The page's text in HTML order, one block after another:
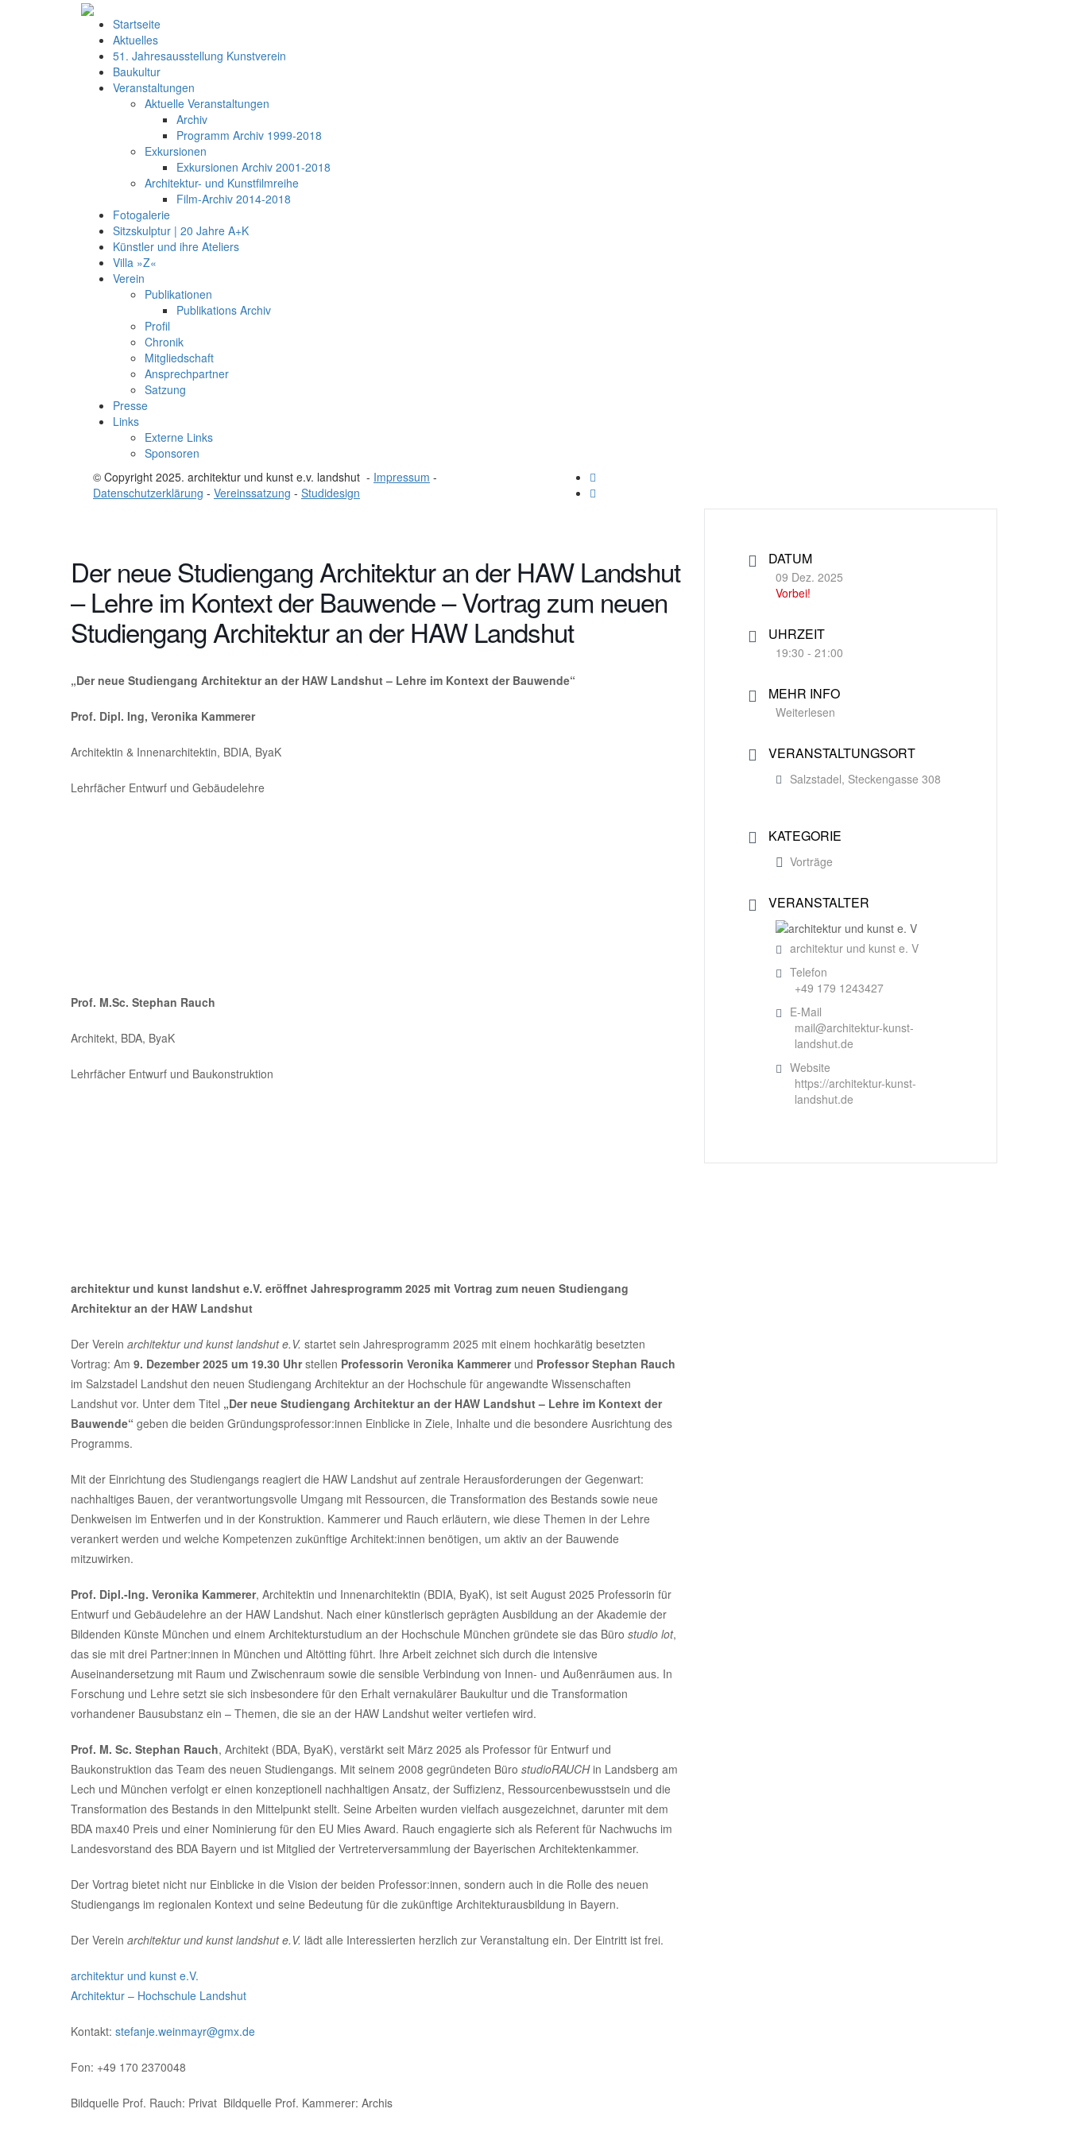
Startseite
Aktuelles
51. Jahresausstellung Kunstverein
Baukultur
Veranstaltungen
Aktuelle Veranstaltungen
Archiv
Programm Archiv 1999-2018
Exkursionen
Exkursionen Archiv 2001-2018
Architektur- und Kunstfilmreihe
Film-Archiv 2014-2018
Fotogalerie
Sitzskulptur | 20 Jahre A+K
Künstler und ihre Ateliers
Villa »Z«
Verein
Publikationen
Publikations Archiv
Profil
Chronik
Mitgliedschaft
Ansprechpartner
Satzung
Presse
Links
Externe Links
Sponsoren
© Copyright 2025. architektur und kunst e.v. landshut - Impressum -
Datenschutzerklärung - Vereinssatzung - Studidesign
Der neue Studiengang Architektur an der HAW Landshut
– Lehre im Kontext der Bauwende – Vortrag zum neuen
Studiengang Architektur an der HAW Landshut
„Der neue Studiengang Architektur an der HAW Landshut – Lehre im Kontext der Bauwende“
Prof. Dipl. Ing, Veronika Kammerer
Architektin & Innenarchitektin, BDIA, ByaK
Lehrfächer Entwurf und Gebäudelehre
Prof. M.Sc. Stephan Rauch
Architekt, BDA, ByaK
Lehrfächer Entwurf und Baukonstruktion
architektur und kunst landshut e.V. eröffnet Jahresprogramm 2025 mit Vortrag zum neuen Studiengang
Architektur an der HAW Landshut
Der Verein architektur und kunst landshut e.V. startet sein Jahresprogramm 2025 mit einem hochkarätig besetzten
Vortrag: Am 9. Dezember 2025 um 19.30 Uhrstellen Professorin Veronika Kammererund Professor Stephan Rauch
im Salzstadel Landshut den neuen Studiengang Architektur an der Hochschule für angewandte Wissenschaften
Landshut vor. Unter dem Titel „Der neue Studiengang Architektur an der HAW Landshut – Lehre im Kontext der
Bauwende“ geben die beiden Gründungsprofessor:innen Einblicke in Ziele, Inhalte und die besondere Ausrichtung des
Programms.
Mit der Einrichtung des Studiengangs reagiert die HAW Landshut auf zentrale Herausforderungen der Gegenwart:
nachhaltiges Bauen, der verantwortungsvolle Umgang mit Ressourcen, die Transformation des Bestands sowie neue
Denkweisen im Entwerfen und in der Konstruktion. Kammerer und Rauch erläutern, wie diese Themen in der Lehre
verankert werden und welche Kompetenzen zukünftige Architekt:innen benötigen, um aktiv an der Bauwende
mitzuwirken.
Prof. Dipl.-Ing. Veronika Kammerer, Architektin und Innenarchitektin (BDIA, ByaK), ist seit August 2025 Professorin für
Entwurf und Gebäudelehre an der HAW Landshut. Nach einer künstlerisch geprägten Ausbildung an der Akademie der
Bildenden Künste München und einem Architekturstudium an der Hochschule München gründete sie das Büro studio lot,
das sie mit drei Partner:innen in München und Altötting führt. Ihre Arbeit zeichnet sich durch die intensive
Auseinandersetzung mit Raum und Zwischenraum sowie die sensible Verbindung von Innen- und Außenräumen aus. In
Forschung und Lehre setzt sie sich insbesondere für den Erhalt vernakulärer Baukultur und die Transformation
vorhandener Bausubstanz ein – Themen, die sie an der HAW Landshut weiter vertiefen wird.
Prof. M. Sc. Stephan Rauch, Architekt (BDA, ByaK), verstärkt seit März 2025 als Professor für Entwurf und
Baukonstruktion das Team des neuen Studiengangs. Mit seinem 2008 gegründeten Büro studioRAUCHin Landsberg am
Lech und München verfolgt er einen konzeptionell nachhaltigen Ansatz, der Suffizienz, Ressourcenbewusstsein und die
Transformation des Bestands in den Mittelpunkt stellt. Seine Arbeiten wurden vielfach ausgezeichnet, darunter mit dem
BDA max40 Preis und einer Nominierung für den EU Mies Award. Rauch engagierte sich als Referent für Nachwuchs im
Landesvorstand des BDA Bayern und ist Mitglied der Vertreterversammlung der Bayerischen Architektenkammer.
Der Vortrag bietet nicht nur Einblicke in die Vision der beiden Professor:innen, sondern auch in die Rolle des neuen
Studiengangs im regionalen Kontext und seine Bedeutung für die zukünftige Architekturausbildung in Bayern.
Der Verein architektur und kunst landshut e.V. lädt alle Interessierten herzlich zur Veranstaltung ein. Der Eintritt ist frei.
architektur und kunst e.V.
Architektur – Hochschule Landshut
Kontakt: stefanje.weinmayr@gmx.de
Fon: +49 170 2370048
Bildquelle Prof. Rauch: Privat Bildquelle Prof. Kammerer: Archis
DATUM
09 Dez. 2025
Vorbei!
UHRZEIT
19:30 - 21:00
MEHR INFO
Weiterlesen
VERANSTALTUNGSORT
Salzstadel, Steckengasse 308
KATEGORIE
Vorträge
VERANSTALTER
architektur und kunst e. V
Telefon
+49 179 1243427
E-Mail
mail@architektur-kunst-
landshut.de
Website
https://architektur-kunst-
landshut.de